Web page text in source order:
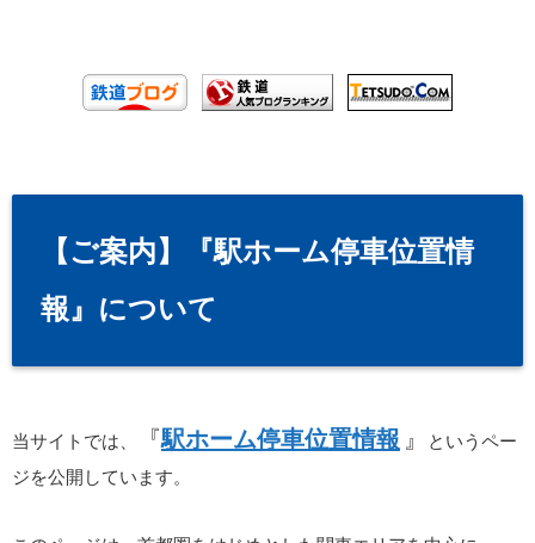
【ご案内】『駅ホーム停車位置情
報』について
当サイトでは、 『駅ホーム停車位置情報 』
というペー
ジを公開しています。